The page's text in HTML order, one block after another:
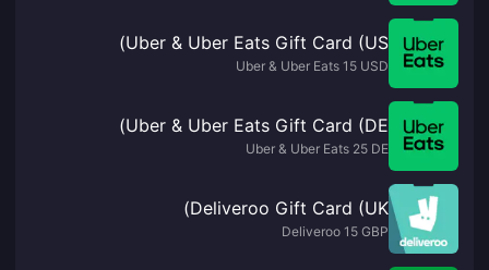
Uber & Uber Eats Gift Card (US)
Uber & Uber Eats 15 USD
Uber & Uber Eats Gift Card (DE)
Uber & Uber Eats 25 DE
Deliveroo Gift Card (UK)
Deliveroo 15 GBP